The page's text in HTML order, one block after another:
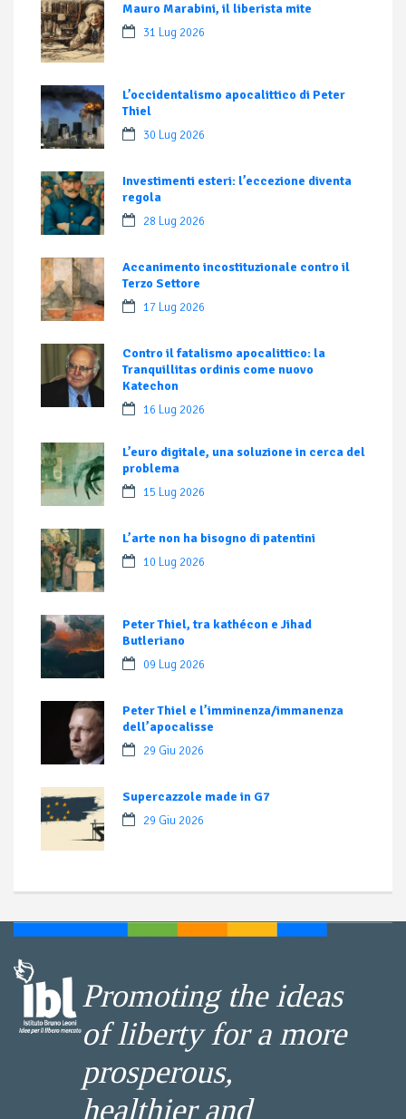
Mauro Marabini, il liberista mite
31 Lug 2026
L’occidentalismo apocalittico di Peter
Thiel
30 Lug 2026
Investimenti esteri: l’eccezione diventa
regola
28 Lug 2026
Accanimento incostituzionale contro il
Terzo Settore
17 Lug 2026
Contro il fatalismo apocalittico: la
Tranquillitas ordinis come nuovo
Katechon
16 Lug 2026
L’euro digitale, una soluzione in cerca del
problema
15 Lug 2026
L’arte non ha bisogno di patentini
10 Lug 2026
Peter Thiel, tra kathécon e Jihad
Butleriano
09 Lug 2026
Peter Thiel e l’imminenza/immanenza
dell’apocalisse
29 Giu 2026
Supercazzole made in G7
29 Giu 2026
Promoting the ideas
of liberty for a more
prosperous,
healthier and